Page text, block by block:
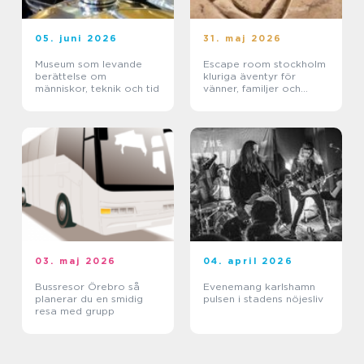
05. juni 2026
Museum som levande
berättelse om
människor, teknik och tid
31. maj 2026
Escape room stockholm
kluriga äventyr för
vänner, familjer och
03. maj 2026
Bussresor Örebro så
planerar du en smidig
resa med grupp
04. april 2026
Evenemang karlshamn
pulsen i stadens nöjesliv